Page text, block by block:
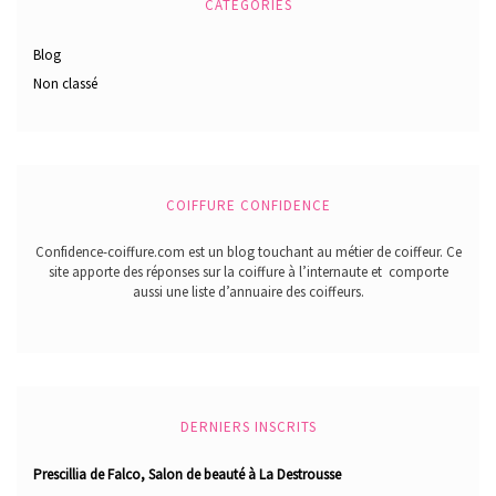
CATÉGORIES
Blog
Non classé
COIFFURE CONFIDENCE
Confidence-coiffure.com est un blog touchant au métier de coiffeur. Ce
site apporte des réponses sur la coiffure à l’internaute et comporte
aussi une liste d’annuaire des coiffeurs.
DERNIERS INSCRITS
Prescillia de Falco, Salon de beauté à La Destrousse